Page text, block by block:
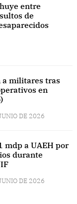
entre
de
a militares tras
en
DE 2026
mdp a UAEH por
durante
DE 2026